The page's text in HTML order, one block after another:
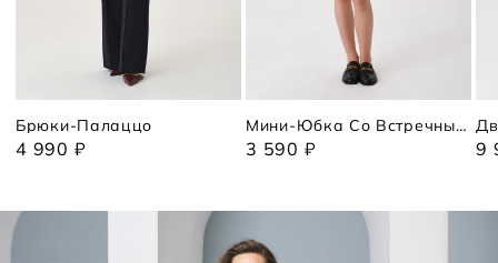
Брюки-Палаццо
4 990 ₽
Мини-Юбка Со Встречными Складками
3 590 ₽ 9